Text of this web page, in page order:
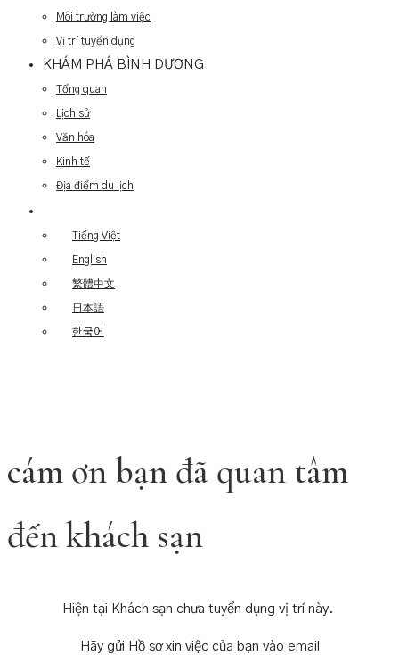
Môi trường làm việc
Vị trí tuyển dụng
KHÁM PHÁ BÌNH DƯƠNG
Tổng quan
Lịch sử
Văn hóa
Kinh tế
Địa điểm du lịch
Tiếng Việt
English
繁體中文
日本語
한국어
cám ơn bạn đã quan tâm
đến khách sạn
Hiện tại Khách sạn chưa tuyển dụng vị trí này.
Hãy gửi Hồ sơ xin việc của bạn vào email